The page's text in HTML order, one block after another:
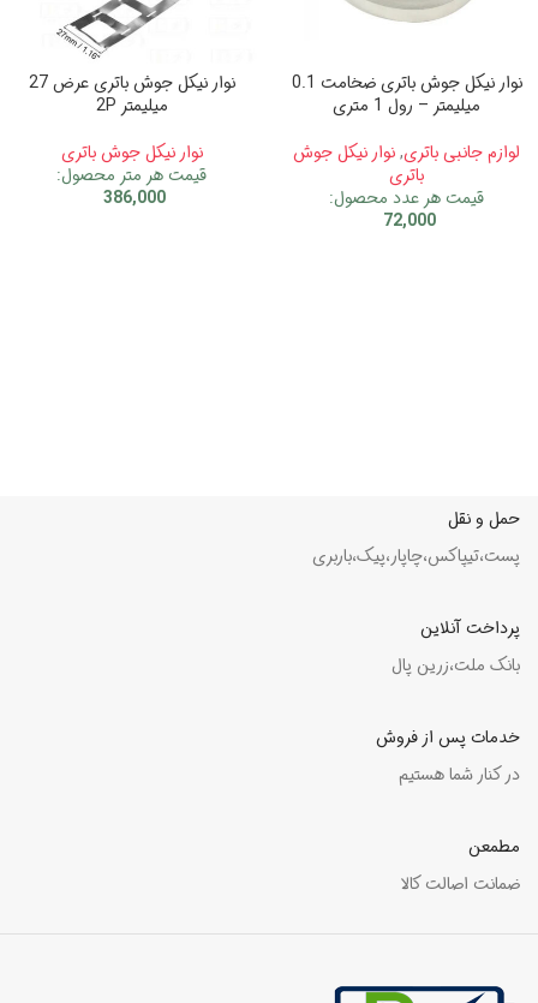
نوار نیکل جوش باتری ضخامت 0.1
میلیمتر – رول 1 متری
لوازم جانبی باتری,نوار نیکل جوش
باتری
قیمت هر عدد محصول:
72,000
نوار نیکل جوش باتری عرض 27
میلیمتر 2P
نوار نیکل جوش باتری
قیمت هر متر محصول:
386,000
حمل و نقل
پست،تیپاکس،چاپار،پیک،باربری
پرداخت آنلاین
بانک ملت،زرین پال
خدمات پس از فروش
در کنار شما هستیم
مطمعن
ضمانت اصالت کالا